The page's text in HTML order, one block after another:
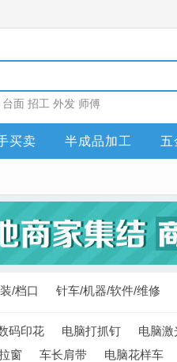
台面 招工 外发 师傅
买卖 半成品加工 五
/档口 针车/机器/软件/维修
码印花 电脑打抓钉 电脑
窗 车长肩带 电脑花样车